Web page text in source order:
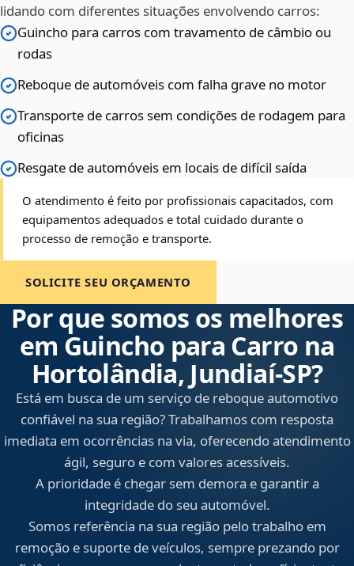
lidando com diferentes situações envolvendo carros:
Guincho para carros com travamento de câmbio ou
rodas
Reboque de automóveis com falha grave no motor
Transporte de carros sem condições de rodagem para
oficinas
Resgate de automóveis em locais de difícil saída
O atendimento é feito por profissionais capacitados, com
equipamentos adequados e total cuidado durante o
processo de remoção e transporte.
SOLICITE SEU ORÇAMENTO
Por que somos os melhores
em Guincho para Carro na
Hortolândia, Jundiaí‑SP?
Está em busca de um serviço de reboque automotivo
confiável na sua região? Trabalhamos com resposta
imediata em ocorrências na via, oferecendo atendimento
ágil, seguro e com valores acessíveis.
A prioridade é chegar sem demora e garantir a
integridade do seu automóvel.
Somos referência na sua região pelo trabalho em
remoção e suporte de veículos, sempre prezando por